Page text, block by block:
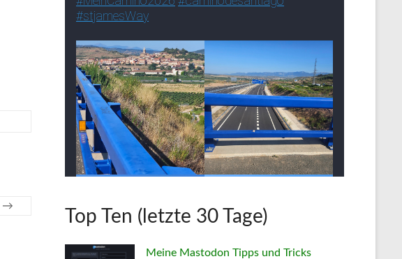
→
Top Ten (letzte 30 Tage)
Meine Mastodon Tipps und Tricks